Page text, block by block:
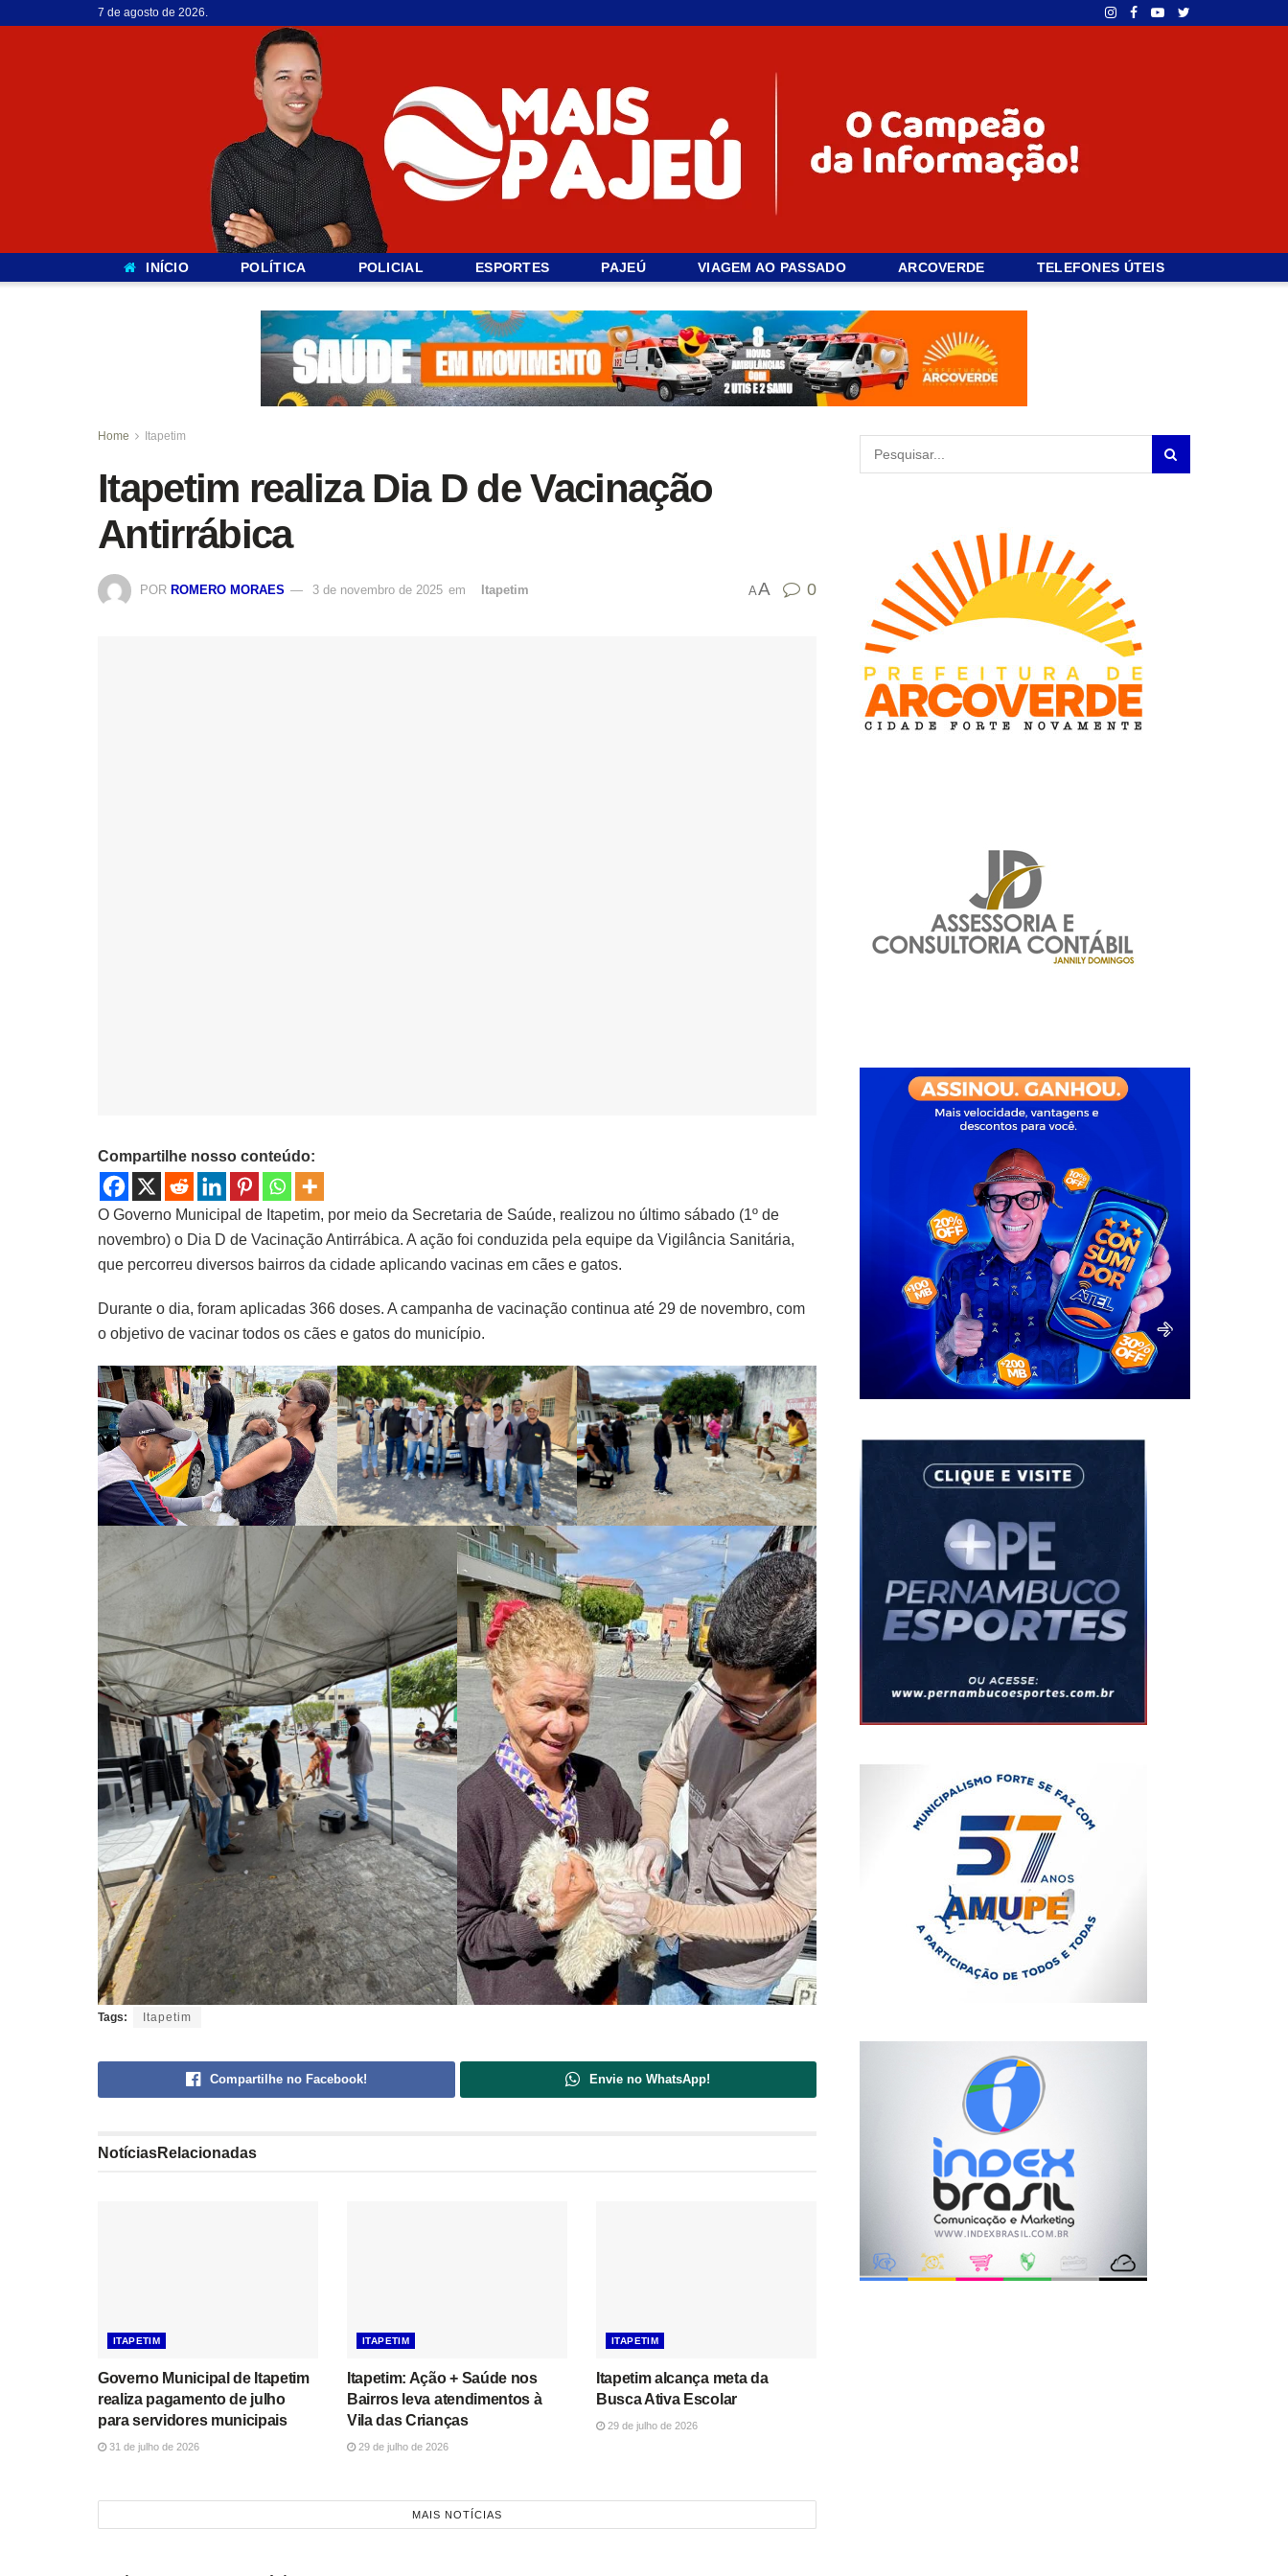
7 de agosto de 2026.
INÍCIO POLÍTICA POLICIAL ESPORTES PAJEÚ VIAGEM AO PASSADO ARCOVERDE TELEFONES ÚTEIS
Home Itapetim
Itapetim realiza Dia D de Vacinação
Antirrábica
POR ROMERO MORAES 3 de novembro de 2025 emﾠ Itapetim AA 0
Compartilhe nosso conteúdo:
O Governo Municipal de Itapetim, por meio da Secretaria de Saúde, realizou no último sábado (1º de
novembro) o Dia D de Vacinação Antirrábica. A ação foi conduzida pela equipe da Vigilância Sanitária,
que percorreu diversos bairros da cidade aplicando vacinas em cães e gatos.
Durante o dia, foram aplicadas 366 doses. A campanha de vacinação continua até 29 de novembro, com
o objetivo de vacinar todos os cães e gatos do município.
Tags: Itapetim
Compartilhe no Facebook! Envie no WhatsApp!
NotíciasRelacionadas
ITAPETIM
Governo Municipal de Itapetim
realiza pagamento de julho
para servidores municipais
31 de julho de 2026
ITAPETIM
Itapetim: Ação + Saúde nos
Bairros leva atendimentos à
Vila das Crianças
29 de julho de 2026
ITAPETIM
Itapetim alcança meta da
Busca Ativa Escolar
29 de julho de 2026
MAIS NOTÍCIAS